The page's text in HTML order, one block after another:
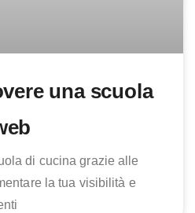
una scuola
di cucina grazie alle
la tua visibilità e